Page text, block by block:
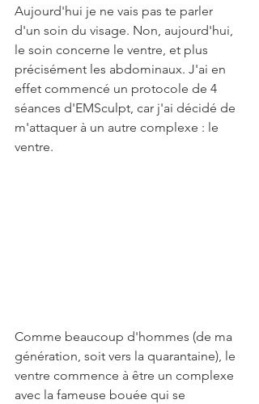
Aujourd'hui je ne vais pas te parler
d'un soin du visage. Non, aujourd'hui,
le soin concerne le ventre, et plus
précisément les abdominaux. J'ai en
effet commencé un protocole de 4
séances d'EMSculpt, car j'ai décidé de
m'attaquer à un autre complexe : le
ventre.
Comme beaucoup d'hommes (de ma
génération, soit vers la quarantaine), le
ventre commence à être un complexe
avec la fameuse bouée qui se